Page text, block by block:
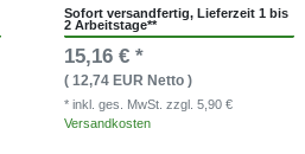
Sofort versandfertig, Lieferzeit 1 bis
2 Arbeitstage**
15,16 € *
( 12,74 EUR Netto )
* inkl. ges. MwSt. zzgl. 5,90 €
Versandkosten